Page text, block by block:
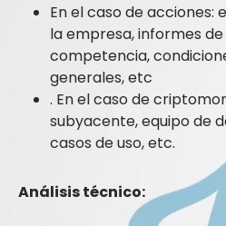
En el caso de acciones:
la empresa, informes
competencia,
generales, etc
. En el caso de
subyacente, equipo de
casos de uso, etc.
Análisis técnico: